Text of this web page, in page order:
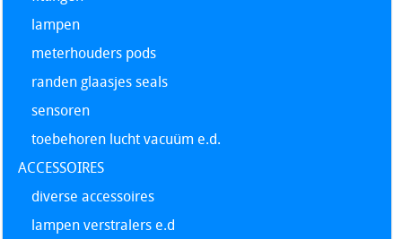
lampen
meterhouders pods
randen glaasjes seals
sensoren
toebehoren lucht vacuüm e.d.
ACCESSOIRES
diverse accessoires
lampen verstralers e.d